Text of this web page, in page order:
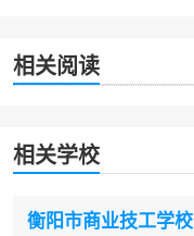
相关阅读
相关学校
衡阳市商业技工学校